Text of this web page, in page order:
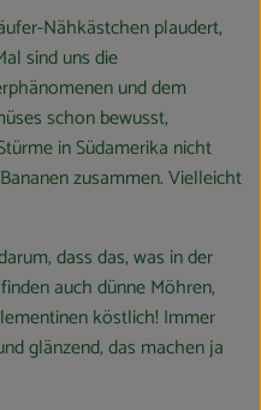
Nähkästchen plaudert,
sind uns die
und dem
schon bewusst,
in Südamerika nicht
zusammen. Vielleicht
dass das, was in der
auch dünne Möhren,
köstlich! Immer
glänzend, das machen ja